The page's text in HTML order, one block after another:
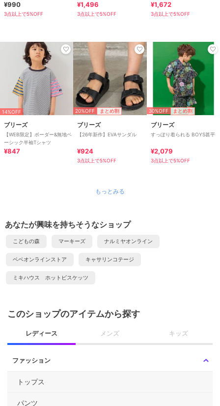
¥990
3点以上で5%OFF
¥1,496
3点以上で5%OFF
¥1,672
3点以上で5%OFF
14%OFF
ブリーズ
【WEB限定】ボーダー&無地ベ
ーシック半袖Tシャツ
¥847
20%OFF まとめ割
ブリーズ
【26年新作】EVAサンダル
¥924
3点以上で5%OFF
30%OFF まとめ割
ブリーズ
すっぽり着られる BOYS甚平
¥2,079
3点以上で5%OFF
もっとみる
あなたが興味を持ちそうなショップ
こどもの森 マーキーズ ナルミヤオンライン
ベベオンラインストア キャサリンコテージ
ミキハウス ホットビスケッツ
このショップのアイテムから探す
レディース メンズ キッズ
ファッション
トップス
パンツ